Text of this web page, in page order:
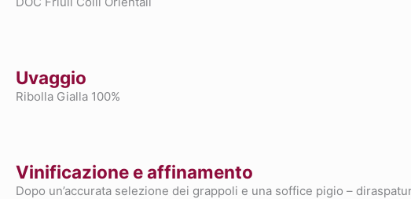
Uvaggio
Ribolla Gialla 100%
Vinificazione e affinamento
Dopo un’accurata selezione dei grappoli e una soffice pigio –